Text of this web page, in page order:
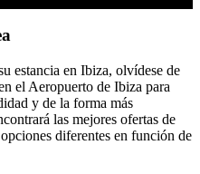
estancia en Ibiza, olvídese de
el Aeropuerto de Ibiza para
y de la forma más
las mejores ofertas de
diferentes en función de